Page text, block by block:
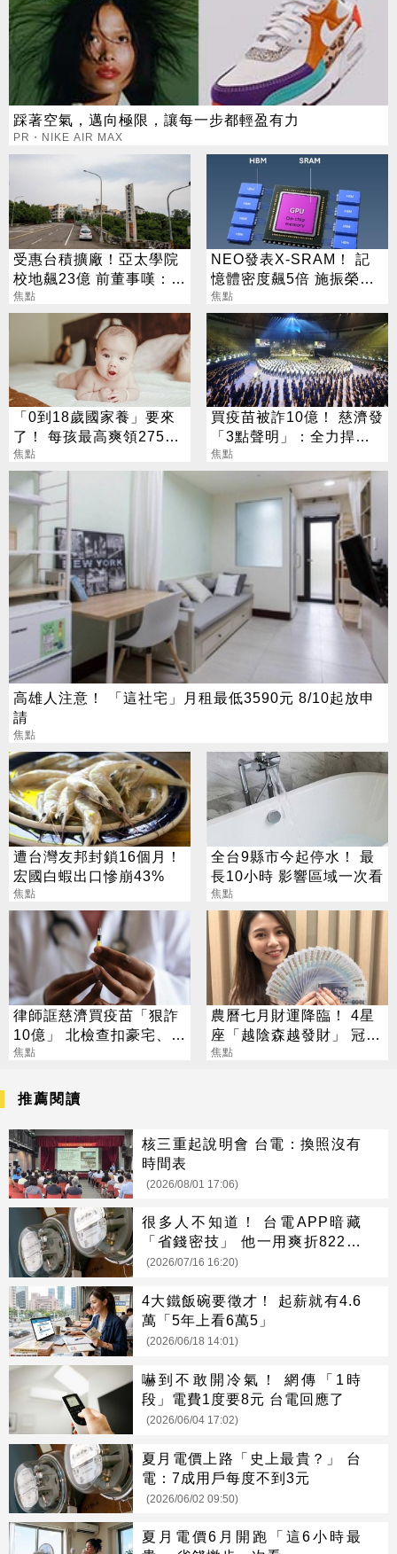
踩著空氣，邁向極限，讓每一步都輕盈有力
PR・NIKE AIR MAX
受惠台積擴廠！亞太學院
校地飆23億 前董事嘆：教
育部不演了
焦點
NEO發表X-SRAM！ 記
憶體密度飆5倍 施振榮：
半導體迎新革命
焦點
「0到18歲國家養」要來
了！ 每孩最高爽領275萬
0至6歲月領1萬元
焦點
買疫苗被詐10億！ 慈濟發
「3點聲明」：全力捍衛
捐款人權益
焦點
高雄人注意！ 「這社宅」月租最低3590元 8/10起放申
請
焦點
遭台灣友邦封鎖16個月！
宏國白蝦出口慘崩43%
焦點
全台9縣市今起停水！ 最
長10小時 影響區域一次看
焦點
律師誆慈濟買疫苗「狠詐
10億」 北檢查扣豪宅、搜
出158公斤黃金
焦點
農曆七月財運降臨！ 4星
座「越陰森越發財」 冠軍
賺到翻
焦點
推薦閱讀
核三重起說明會 台電：換照沒有
時間表
(2026/08/01 17:06)
很多人不知道！ 台電APP暗藏
「省錢密技」 他一用爽折822元
電費
(2026/07/16 16:20)
4大鐵飯碗要徵才！ 起薪就有4.6
萬「5年上看6萬5」
(2026/06/18 14:01)
嚇到不敢開冷氣！ 網傳「1時
段」電費1度要8元 台電回應了
(2026/06/04 17:02)
夏月電價上路「史上最貴？」 台
電：7成用戶每度不到3元
(2026/06/02 09:50)
夏月電價6月開跑「這6小時最